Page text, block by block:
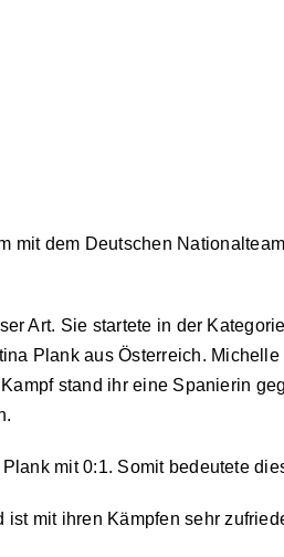
dem Deutschen
Art. Sie startete in der
Plank aus Österreich.
stand ihr eine Spanierin
mit 0:1. Somit bedeutete
mit ihren Kämpfen sehr